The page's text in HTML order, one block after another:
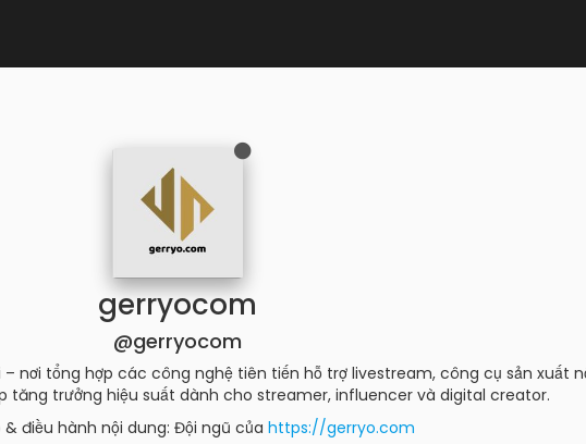
gerryocom
@gerryocom
nơi tổng hợp các công nghệ tiên tiến hỗ trợ livestream, công cụ sản xuất
tăng trưởng hiệu suất dành cho streamer, influencer và digital creator.
& điều hành nội dung: Đội ngũ của https://gerryo.com